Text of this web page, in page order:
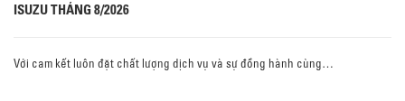
ISUZU THÁNG 8/2026
Với cam kết luôn đặt chất lượng dịch vụ và sự đồng hành cùng…